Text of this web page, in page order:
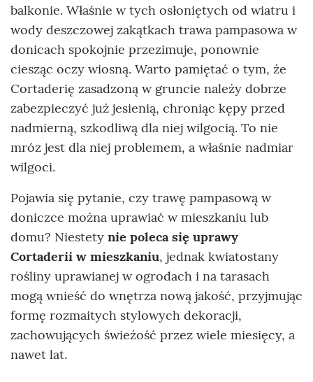
balkonie. Właśnie w tych osłoniętych od wiatru i
wody deszczowej zakątkach trawa pampasowa w
donicach spokojnie przezimuje, ponownie
ciesząc oczy wiosną. Warto pamiętać o tym, że
Cortaderię zasadzoną w gruncie należy dobrze
zabezpieczyć już jesienią, chroniąc kępy przed
nadmierną, szkodliwą dla niej wilgocią. To nie
mróz jest dla niej problemem, a właśnie nadmiar
wilgoci.
Pojawia się pytanie, czy trawę pampasową w
doniczce można uprawiać w mieszkaniu lub
domu? Niestety nie poleca się uprawy
Cortaderii w mieszkaniu, jednak kwiatostany
rośliny uprawianej w ogrodach i na tarasach
mogą wnieść do wnętrza nową jakość, przyjmując
formę rozmaitych stylowych dekoracji,
zachowujących świeżość przez wiele miesięcy, a
nawet lat.